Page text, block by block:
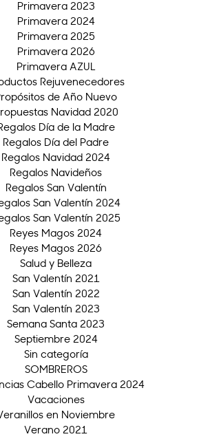
Primavera 2023
Primavera 2024
Primavera 2025
Primavera 2026
Primavera AZUL
Rejuvenecedores
de Año Nuevo
Navidad 2020
Día de la Madre
Regalos Día del Padre
Regalos Navidad 2024
Regalos Navideños
Regalos San Valentín
San Valentín 2024
San Valentín 2025
Reyes Magos 2024
Reyes Magos 2026
Salud y Belleza
San Valentín 2021
San Valentín 2022
San Valentín 2023
Semana Santa 2023
Septiembre 2024
Sin categoría
SOMBREROS
Cabello Primavera 2024
Vacaciones
en Noviembre
Verano 2021